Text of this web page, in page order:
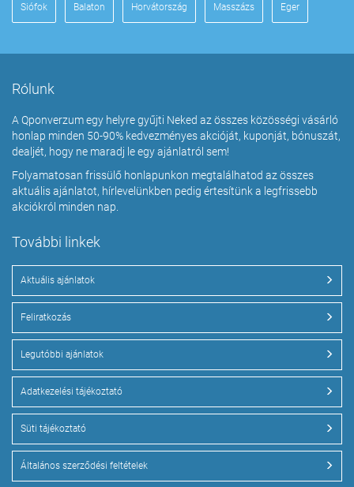
Siófok Balaton Horvátország Masszázs Eger
Rólunk
A Qponverzum egy helyre gyűjti Neked az összes közösségi vásárló
honlap minden 50-90% kedvezményes akcióját, kuponját, bónuszát,
dealjét, hogy ne maradj le egy ajánlatról sem!
Folyamatosan frissülő honlapunkon megtalálhatod az összes
aktuális ajánlatot, hírlevelünkben pedig értesítünk a legfrissebb
akciókról minden nap.
További linkek
Aktuális ajánlatok
Feliratkozás
Legutóbbi ajánlatok
Adatkezelési tájékoztató
Süti tájékoztató
Általános szerződési feltételek